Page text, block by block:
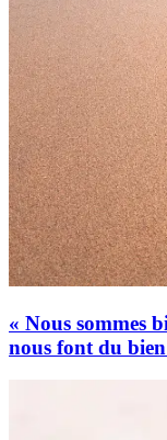
« Nous sommes
nous font du